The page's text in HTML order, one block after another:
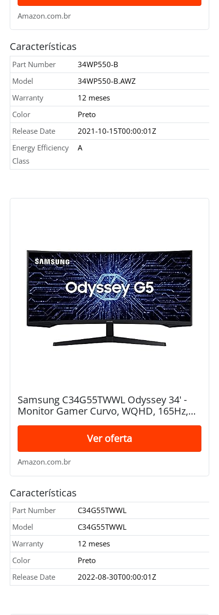
Amazon.com.br
Características
Part Number
34WP550-B
Model
34WP550-B.AWZ
Warranty
12 meses
Color
Preto
Release Date
2021-10-15T00:00:01Z
Energy Efficiency
Class
A
Samsung ‎C34G55TWWL Odyssey 34' -
Monitor Gamer Curvo, WQHD, 165Hz,
1ms, tela ultrawide, HDMI, Display Port,
Freesync Premium, preto, série G5
Ver oferta
Amazon.com.br
Características
Part Number
C34G55TWWL
Model
C34G55TWWL
Warranty
12 meses
Color
Preto
Release Date
2022-08-30T00:00:01Z